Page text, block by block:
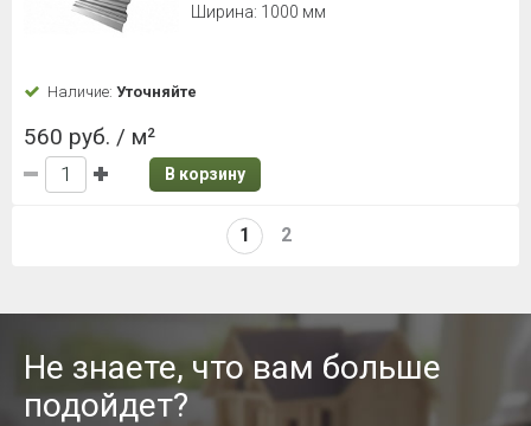
Ширина: 1000 мм
Наличие: Уточняйте
560 руб. / м²
В корзину
1 2
Не знаете, что вам больше
подойдет?